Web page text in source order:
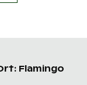
Flamingo